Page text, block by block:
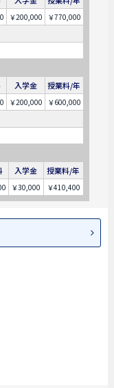
￥200,000 ￥770,000
入学金 授業料/年
￥200,000 ￥600,000
入学金 授業料/年
￥30,000 ￥410,400